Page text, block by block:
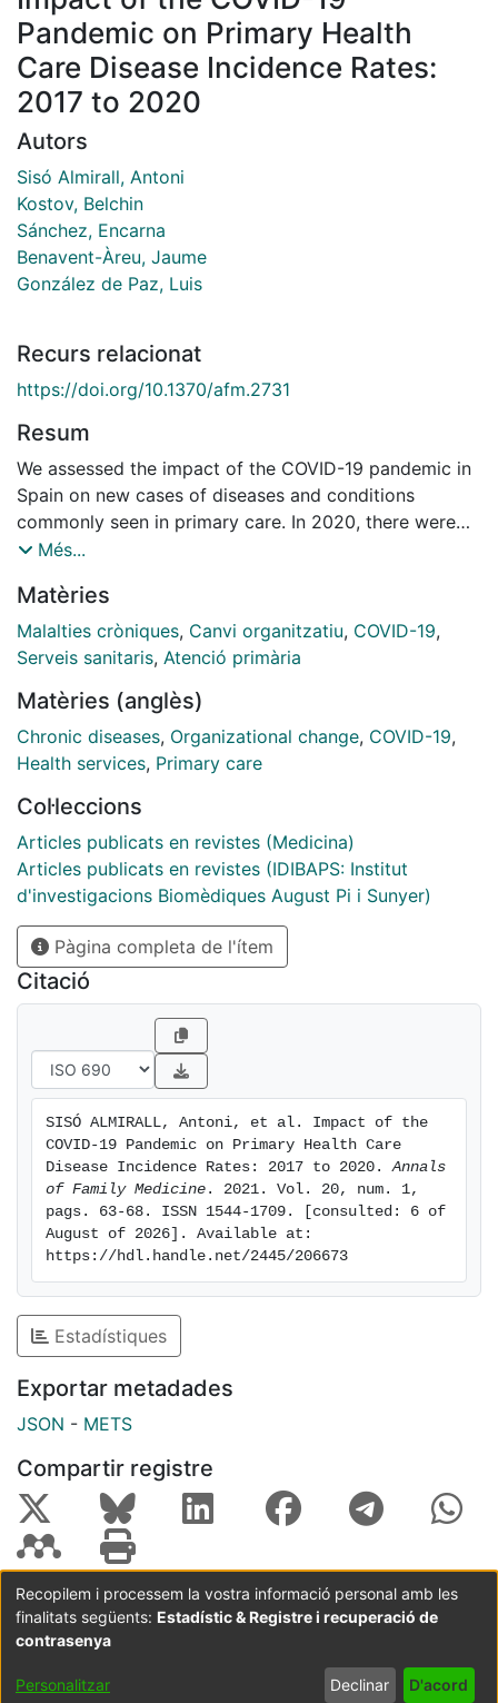
Pandemic on Primary Health
Care Disease Incidence Rates:
2017 to 2020
Autors
Sisó Almirall, Antoni
Kostov, Belchin
Sánchez, Encarna
Benavent-Àreu, Jaume
González de Paz, Luis
Recurs relacionat
https://doi.org/10.1370/afm.2731
Resum
We assessed the impact of the COVID-19 pandemic in
Spain on new cases of diseases and conditions
commonly seen in primary care. In 2020, there were
significant reductions from 2017-2019 in the annual
hypercholesterolemia (36%), type 2 diabetes (39%),
chronic kidney disease (43%), ischemic heart disease
(48%), benign prostatic hypertrophy (38%),
obstructive pulmonary disease (50%), alcohol use
disorder (46%), benign colon polyps and tumors
(42%), and melanomas (45%). Prioritization of COVID-
the detriment of face-to-face scheduled visits for
chronic disease detection and monitoring, which fell
by almost 41%. To return to prepandemic levels of
diagnosis and management of chronic diseases,
primary health care services should reorganize and
carry out specific actions for groups at higher risk.
Més...
Matèries
Malalties cròniques, Canvi organitzatiu, COVID-19,
Serveis sanitaris, Atenció primària
Matèries (anglès)
Chronic diseases, Organizational change, COVID-19,
Health services, Primary care
Col·leccions
Articles publicats en revistes (Medicina)
Articles publicats en revistes (IDIBAPS: Institut
d'investigacions Biomèdiques August Pi i Sunyer)
Pàgina completa de l'ítem
Citació
SISÓ ALMIRALL, Antoni, et al. Impact of the
COVID-19 Pandemic on Primary Health Care
Disease Incidence Rates: 2017 to 2020. Annals
of Family Medicine . 2021. Vol. 20, num. 1,
pags. 63-68. ISSN 1544-1709. [consulted: 6 of
August of 2026]. Available at:
https://hdl.handle.net/2445/206673
Estadístiques
Exportar metadades
JSON - METS
Compartir registre
Coordinació:CRAI UB Avís legal
Metadades
subjectes a:
Configuració
de cookies
privadesa
Recopilem i processem la vostra informació personal amb les
finalitats següents: Estadístic & Registre i recuperació de
contrasenya
Personalitzar Declinar D'acord